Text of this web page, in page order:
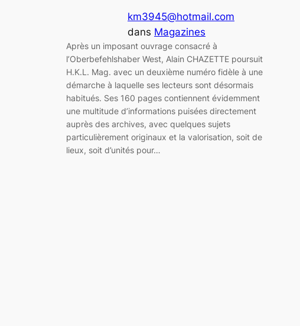
km3945@hotmail.com
dans Magazines
Après un imposant ouvrage consacré à
l’Oberbefehlshaber West, Alain CHAZETTE poursuit
H.K.L. Mag. avec un deuxième numéro fidèle à une
démarche à laquelle ses lecteurs sont désormais
habitués. Ses 160 pages contiennent évidemment
une multitude d’informations puisées directement
auprès des archives, avec quelques sujets
particulièrement originaux et la valorisation, soit de
lieux, soit d’unités pour…